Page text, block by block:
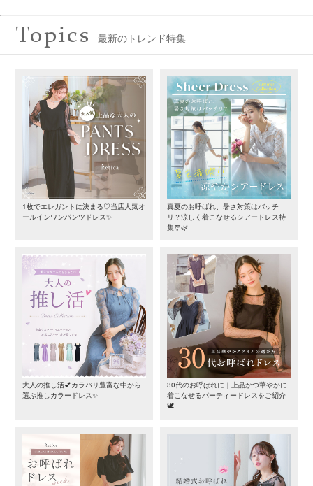
Topics 最新のトレンド特集
1枚でエレガントに決まる♡当店人気オ
ールインワンパンツドレス✨
真夏のお呼ばれ、暑さ対策はバッチ
リ？涼しく着こなせるシアードレス特
集🎐🌿
大人の推し活💕カラバリ豊富な中から
選ぶ推しカラードレス✨
30代のお呼ばれに｜上品かつ華やかに
着こなせるパーティードレスをご紹介
🕊️